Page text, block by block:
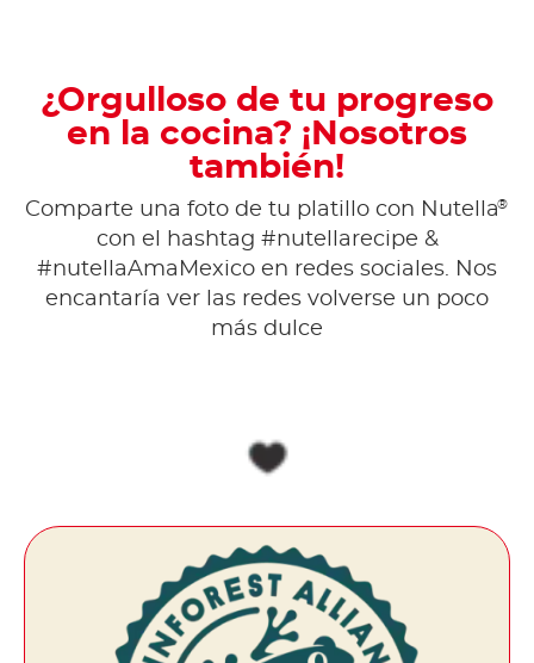
¿Orgulloso de tu progreso
en la cocina? ¡Nosotros
también!
Comparte una foto de tu platillo con Nutella®
con el hashtag #nutellarecipe &
#nutellaAmaMexico en redes sociales. Nos
encantaría ver las redes volverse un poco
más dulce